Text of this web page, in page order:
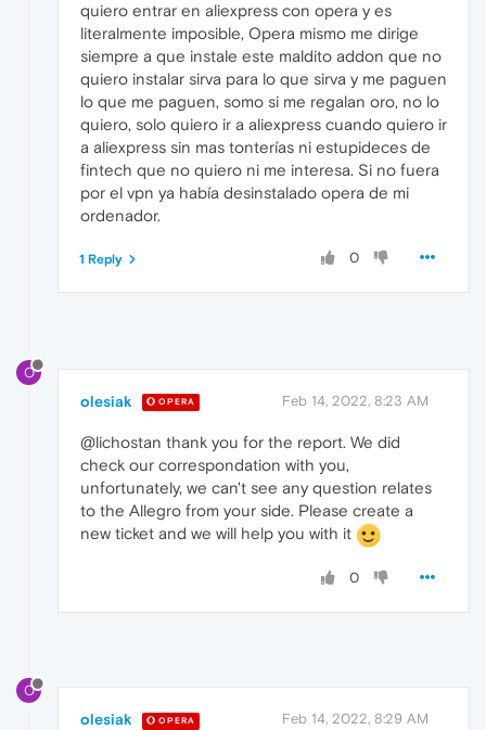
quiero entrar en aliexpress con opera y es
literalmente imposible, Opera mismo me dirige
siempre a que instale este maldito addon que no
quiero instalar sirva para lo que sirva y me paguen
lo que me paguen, somo si me regalan oro, no lo
quiero, solo quiero ir a aliexpress cuando quiero ir
a aliexpress sin mas tonterías ni estupideces de
fintech que no quiero ni me interesa. Si no fuera
por el vpn ya había desinstalado opera de mi
ordenador.
0
1 Reply
O
olesiak OPERA Feb 14, 2022, 8:23 AM
@lichostan thank you for the report. We did
check our correspondation with you,
unfortunately, we can't see any question relates
to the Allegro from your side. Please create a
new ticket and we will help you with it
0
O
olesiak OPERA Feb 14, 2022, 8:29 AM